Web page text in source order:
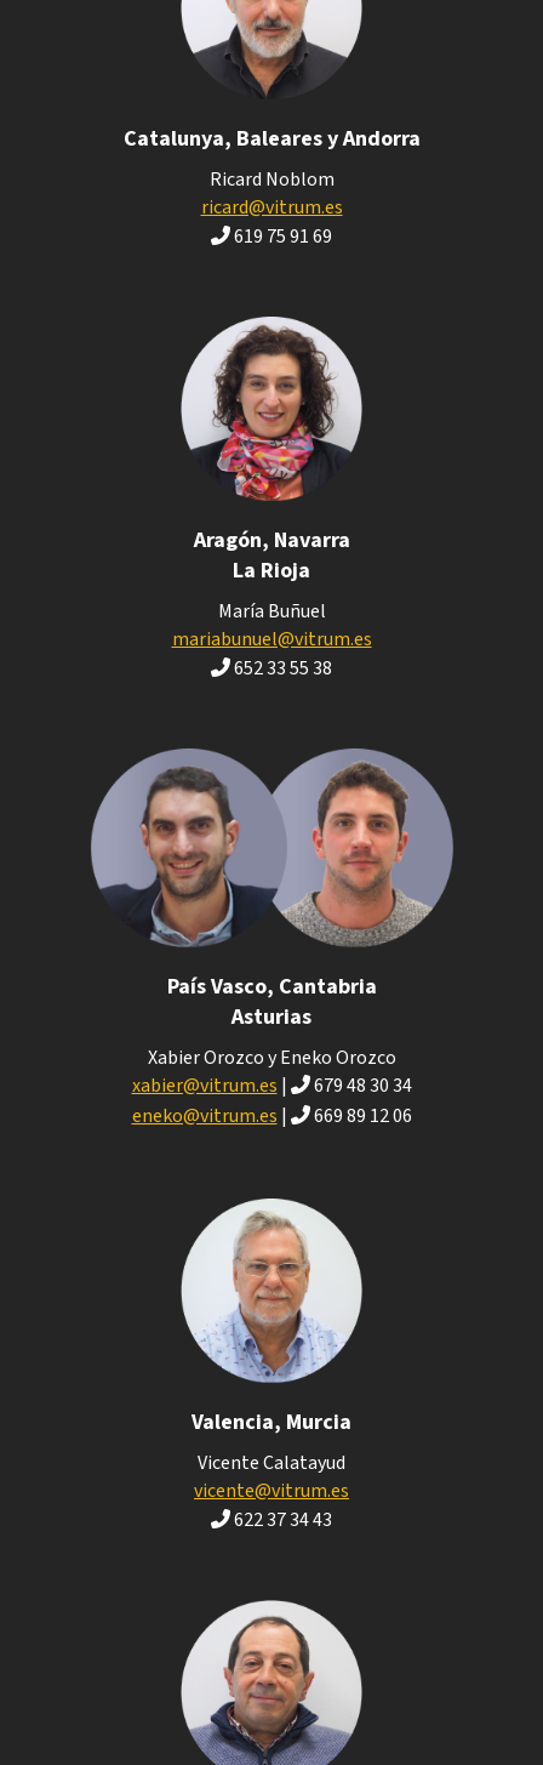
Catalunya, Baleares y Andorra
Ricard Noblom
ricard@vitrum.es
619 75 91 69
Aragón, Navarra
La Rioja
María Buñuel
mariabunuel@vitrum.es
652 33 55 38
País Vasco, Cantabria
Asturias
Xabier Orozco y Eneko Orozco
xabier@vitrum.es |
679 48 30 34
eneko@vitrum.es | 669 89 12 06
Valencia, Murcia
Vicente Calatayud
vicente@vitrum.es
622 37 34 43